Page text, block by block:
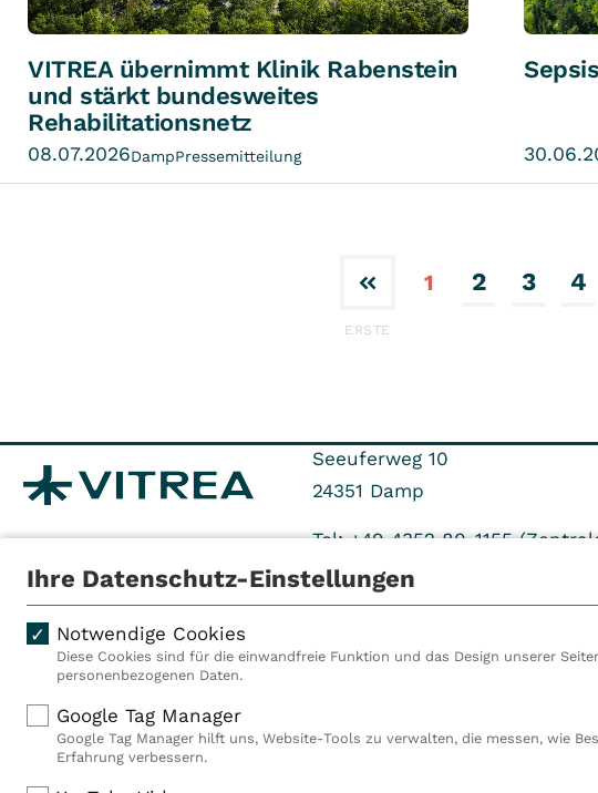
VITREA übernimmt Klinik Rabenstein
und stärkt bundesweites
Rehabilitationsnetz
08.07.2026DampPressemitteilung
ERSTE
1 2 3 4
Seeuferweg 10
24351 Damp
Tel: +49 4352 80-1155
Rahmen der Gruppe betreiben wir 80
Ihre Datenschutz-Einstellungen
Notwendige Cookies
Diese Cookies sind für die einwandfreie Funktion und das Design unserer
personenbezogenen Daten.
Google Tag Manager
Google Tag Manager hilft uns, Website-Tools zu verwalten, die messen, wie
Erfahrung verbessern.